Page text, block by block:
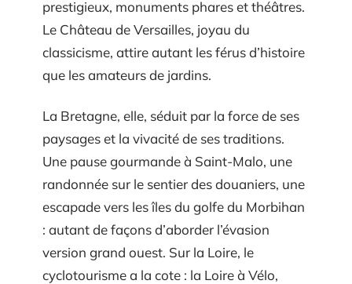
prestigieux, monuments phares et théâtres.
Le Château de Versailles, joyau du
classicisme, attire autant les férus d’histoire
que les amateurs de jardins.
La Bretagne, elle, séduit par la force de ses
paysages et la vivacité de ses traditions.
Une pause gourmande à Saint-Malo, une
randonnée sur le sentier des douaniers, une
escapade vers les îles du golfe du Morbihan
: autant de façons d’aborder l’évasion
version grand ouest. Sur la Loire, le
cyclotourisme a la cote : la Loire à Vélo,